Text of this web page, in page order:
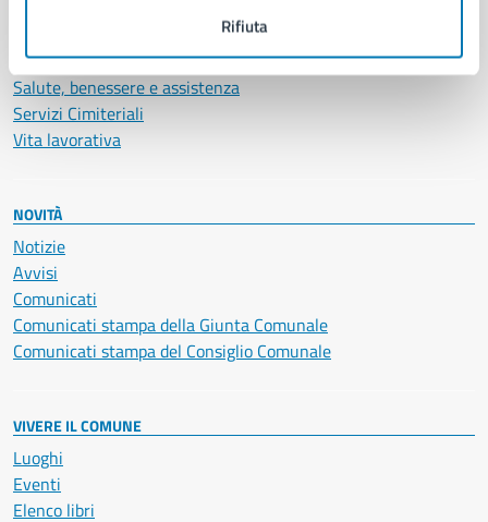
Rifiuta
Giustizia e sicurezza pubblica
Imprese e commercio
Salute, benessere e assistenza
Servizi Cimiteriali
Vita lavorativa
NOVITÀ
Notizie
Avvisi
Comunicati
Comunicati stampa della Giunta Comunale
Comunicati stampa del Consiglio Comunale
VIVERE IL COMUNE
Luoghi
Eventi
Elenco libri